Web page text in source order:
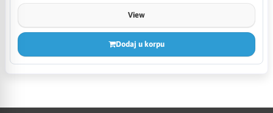
View
Dodaj u korpu